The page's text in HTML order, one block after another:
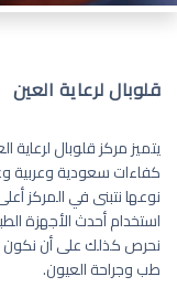
قلوبال لرعاية العين
يتميز مركز قلوبال لرعاية
كفاءات سعودية وعربية
نوعها نتبنى في المركز
استخدام أحدث الأجهزة
نحرص كذلك على أن نكون
طب وجراحة العيون.